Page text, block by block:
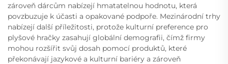
zároveň dárcům nabízejí hmatatelnou hodnotu, která
povzbuzuje k účasti a opakované podpoře. Mezinárodní trhy
nabízejí další příležitosti, protože kulturní preference pro
plyšové hračky zasahují globální demografii, čímž firmy
mohou rozšířit svůj dosah pomocí produktů, které
překonávají jazykové a kulturní bariéry a zároveň